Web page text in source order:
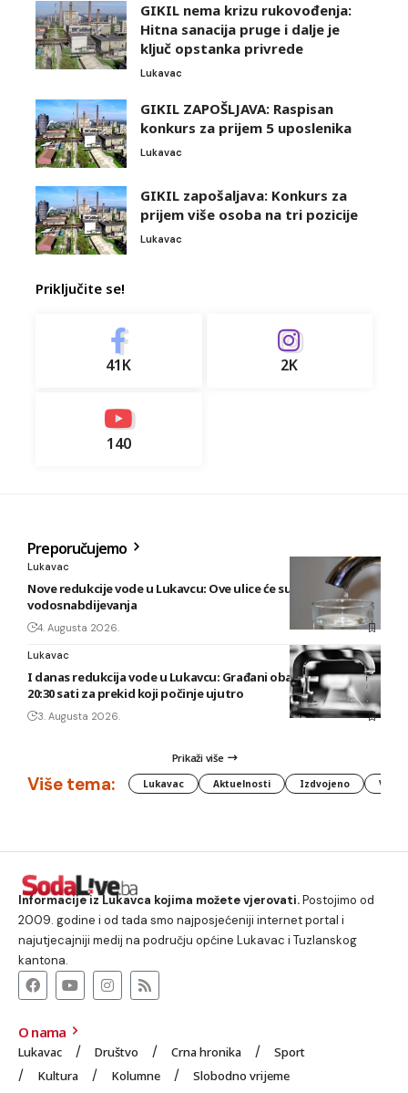
GIKIL nema krizu rukovođenja:
Hitna sanacija pruge i dalje je
ključ opstanka privrede
Lukavac
GIKIL ZAPOŠLJAVA: Raspisan
konkurs za prijem 5 uposlenika
Lukavac
GIKIL zapošaljava: Konkurs za
prijem više osoba na tri pozicije
Lukavac
Priključite se!
41K 2K
140
Preporučujemo
Lukavac
Nove redukcije vode u Lukavcu: Ove ulice će sutra biti bez
vodosnabdijevanja
4. Augusta 2026.
Lukavac
I danas redukcija vode u Lukavcu: Građani obaviješteni tek u
20:30 sati za prekid koji počinje ujutro
3. Augusta 2026.
Prikaži više
Više tema: Lukavac Aktuelnosti Izdvojeno
Informacije iz Lukavca kojima možete vjerovati.Postojimo od
2009. godine i od tada smo najposjećeniji internet portal i
najutjecajniji medij na području općine Lukavac i Tuzlanskog
kantona.
O nama
Lukavac Društvo Crna hronika
Sport
Kultura
Kolumne Slobodno vrijeme